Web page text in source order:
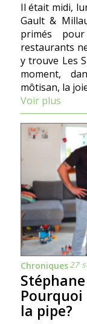
Il était midi,
Gault &
primés
restaurants
y trouve Les
moment,
môtisan, la
Voir plus
Chroniques27
la pipe?